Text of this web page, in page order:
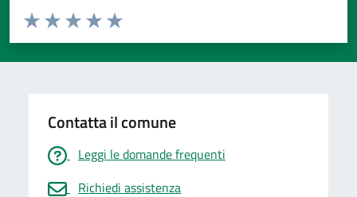
Valuta da 1 a 5 stelle la pagina
Valuta 5 stelle su 5
Valuta 4 stelle su 5
Valuta 3 stelle su 5
Valuta 2 stelle su 5
Valuta 1 stelle su 5
Contatta il comune
Leggi le domande frequenti
Richiedi assistenza